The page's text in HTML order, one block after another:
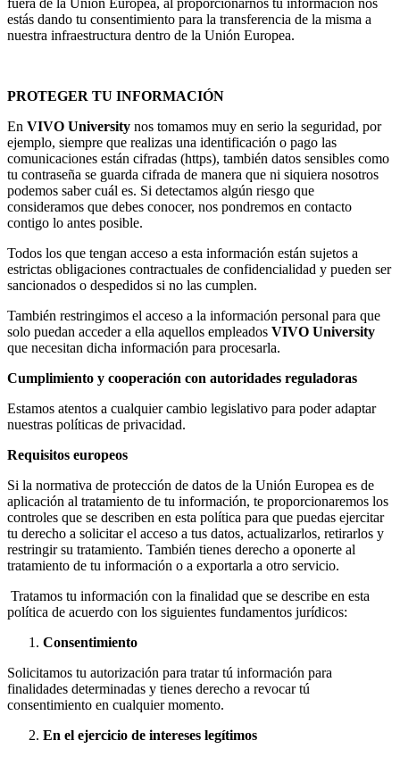
fuera de la Unión Europea, al proporcionarnos tu información nos
estás dando tu consentimiento para la transferencia de la misma a
nuestra infraestructura dentro de la Unión Europea.
PROTEGER TU INFORMACIÓN
En VIVO University nos tomamos muy en serio la seguridad, por
ejemplo, siempre que realizas una identificación o pago las
comunicaciones están cifradas (https), también datos sensibles como
tu contraseña se guarda cifrada de manera que ni siquiera nosotros
podemos saber cuál es. Si detectamos algún riesgo que
consideramos que debes conocer, nos pondremos en contacto
contigo lo antes posible.
Todos los que tengan acceso a esta información están sujetos a
estrictas obligaciones contractuales de confidencialidad y pueden ser
sancionados o despedidos si no las cumplen.
También restringimos el acceso a la información personal para que
solo puedan acceder a ella aquellos empleados VIVO University
que necesitan dicha información para procesarla.
Cumplimiento y cooperación con autoridades reguladoras
Estamos atentos a cualquier cambio legislativo para poder adaptar
nuestras políticas de privacidad.
Requisitos europeos
Si la normativa de protección de datos de la Unión Europea es de
aplicación al tratamiento de tu información, te proporcionaremos los
controles que se describen en esta política para que puedas ejercitar
tu derecho a solicitar el acceso a tus datos, actualizarlos, retirarlos y
restringir su tratamiento. También tienes derecho a oponerte al
tratamiento de tu información o a exportarla a otro servicio.
Tratamos tu información con la finalidad que se describe en esta
política de acuerdo con los siguientes fundamentos jurídicos:
Consentimiento
Solicitamos tu autorización para tratar tú información para
finalidades determinadas y tienes derecho a revocar tú
consentimiento en cualquier momento.
En el ejercicio de intereses legítimos